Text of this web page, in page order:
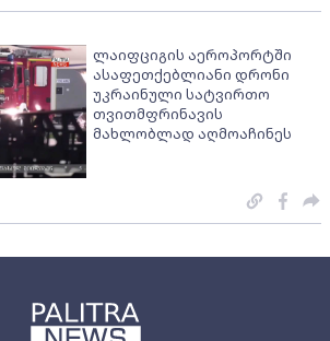
ლაიფციგის აეროპორტში
ასაფეთქებლიანი დრონი
უკრაინული სატვირთო
თვითმფრინავის
მახლობლად აღმოაჩინეს